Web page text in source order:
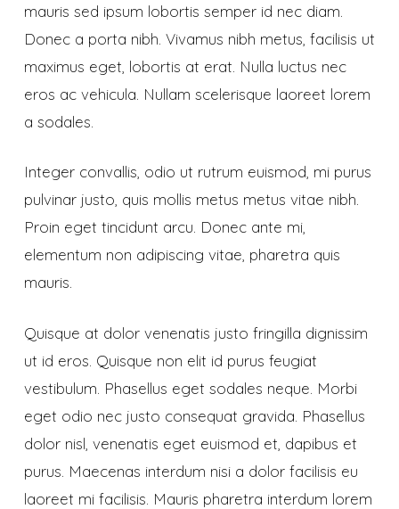
mauris sed ipsum lobortis semper id nec diam.
Donec a porta nibh. Vivamus nibh metus, facilisis ut
maximus eget, lobortis at erat. Nulla luctus nec
eros ac vehicula. Nullam scelerisque laoreet lorem
a sodales.
Integer convallis, odio ut rutrum euismod, mi purus
pulvinar justo, quis mollis metus metus vitae nibh.
Proin eget tincidunt arcu. Donec ante mi,
elementum non adipiscing vitae, pharetra quis
mauris.
Quisque at dolor venenatis justo fringilla dignissim
ut id eros. Quisque non elit id purus feugiat
vestibulum. Phasellus eget sodales neque. Morbi
eget odio nec justo consequat gravida. Phasellus
dolor nisl, venenatis eget euismod et, dapibus et
purus. Maecenas interdum nisi a dolor facilisis eu
laoreet mi facilisis. Mauris pharetra interdum lorem